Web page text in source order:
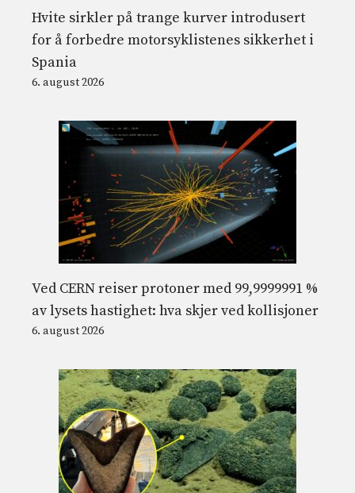
Hvite sirkler på trange kurver introdusert
for å forbedre motorsyklistenes sikkerhet i
Spania
6. august 2026
Ved CERN reiser protoner med 99,9999991 %
av lysets hastighet: hva skjer ved kollisjoner
6. august 2026